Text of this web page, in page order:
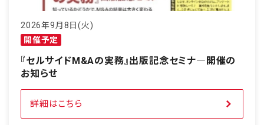
2026年9月8日(火)
開催予定
『セルサイドM&Aの実務』出版記念セミナ―開催の
お知らせ
詳細はこちら